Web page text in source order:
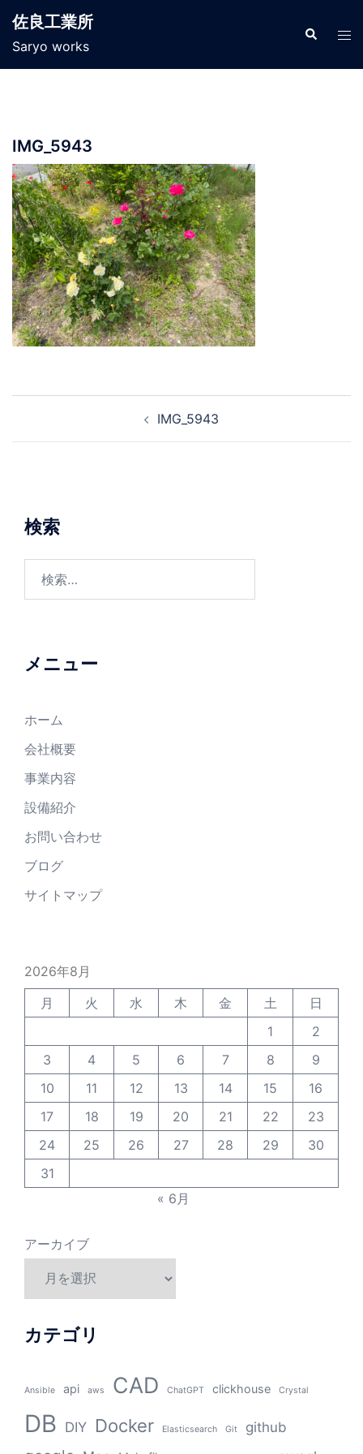
ン
佐良工業所
Saryo works
検
索
ト
IMG_5943
ー
シ
ョ
IMG_5943
検索
メニュー
ホーム
会社概要
事業内容
設備紹介
お問い合わせ
ブログ
サイトマップ
2026年8月
月
火 水 木 金 土
日
1
2
3
4 5 6 7 8
9
10
11 12 13 14 15
16
17
18 19 20 21 22
23
24
25 26 27 28 29
30
31
« 6月
アーカイブ
カテゴリ
Ansible api aws CAD ChatGPT clickhouse Crystal
DB DIY Docker Elasticsearch Git github